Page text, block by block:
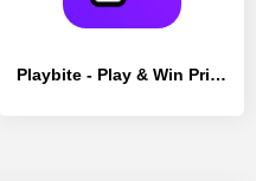
Playbite - Play & Win Prizes